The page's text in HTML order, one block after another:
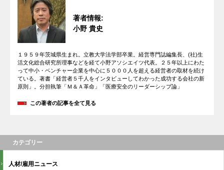
著者情報:
小野 貴史
１９５９年茨城県生まれ。立教大学法学部卒業。経営専門誌編集長、(社)生
活文化総合研究所理事などを経て小野アソシエイツ代表。２５年以上にわた
って中小・ベンチャー企業を中心に５０００人を超える経営者の取材を続け
ている。著書「経営者５千人をインタビューしてわかった成功する会社の新
原則」。分担執筆「Ｍ＆Ａ革命」「医療安全のリーダーシップ論」
この著者の記事を全て見る
カテゴリー
人材/雇用ニュース